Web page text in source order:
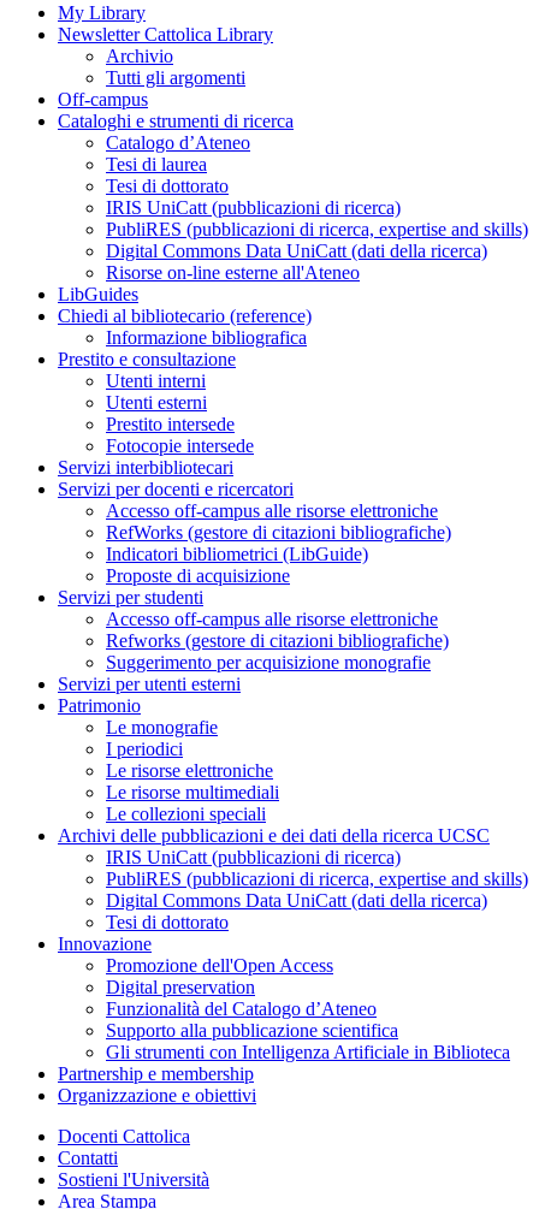
My Library
Newsletter Cattolica Library
Archivio
Tutti gli argomenti
Off-campus
Cataloghi e strumenti di ricerca
Catalogo d’Ateneo
Tesi di laurea
Tesi di dottorato
IRIS UniCatt (pubblicazioni di ricerca)
PubliRES (pubblicazioni di ricerca, expertise and skills)
Digital Commons Data UniCatt (dati della ricerca)
Risorse on-line esterne all'Ateneo
LibGuides
Chiedi al bibliotecario (reference)
Informazione bibliografica
Prestito e consultazione
Utenti interni
Utenti esterni
Prestito intersede
Fotocopie intersede
Servizi interbibliotecari
Servizi per docenti e ricercatori
Accesso off-campus alle risorse elettroniche
RefWorks (gestore di citazioni bibliografiche)
Indicatori bibliometrici (LibGuide)
Proposte di acquisizione
Servizi per studenti
Accesso off-campus alle risorse elettroniche
Refworks (gestore di citazioni bibliografiche)
Suggerimento per acquisizione monografie
Servizi per utenti esterni
Patrimonio
Le monografie
I periodici
Le risorse elettroniche
Le risorse multimediali
Le collezioni speciali
Archivi delle pubblicazioni e dei dati della ricerca UCSC
IRIS UniCatt (pubblicazioni di ricerca)
PubliRES (pubblicazioni di ricerca, expertise and skills)
Digital Commons Data UniCatt (dati della ricerca)
Tesi di dottorato
Innovazione
Promozione dell'Open Access
Digital preservation
Funzionalità del Catalogo d’Ateneo
Supporto alla pubblicazione scientifica
Gli strumenti con Intelligenza Artificiale in Biblioteca
Partnership e membership
Organizzazione e obiettivi
Docenti Cattolica
Contatti
Sostieni l'Università
Area Stampa